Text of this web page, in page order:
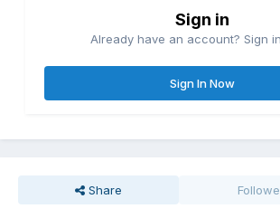
Sign in
Already have an account? Sign
Sign In Now
Share